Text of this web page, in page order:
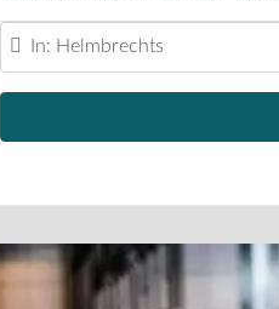
Standort oder Region eingeben